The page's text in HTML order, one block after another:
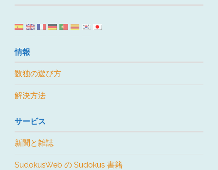
情報
数独の遊び方
解決方法
サービス
新聞と雑誌
SudokusWeb の Sudokus 書籍